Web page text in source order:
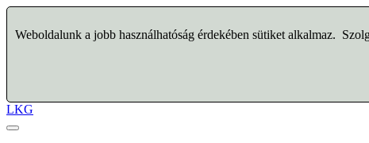
Weboldalunk a jobb használhatóság érdekében sütiket alkalmaz.
LKG